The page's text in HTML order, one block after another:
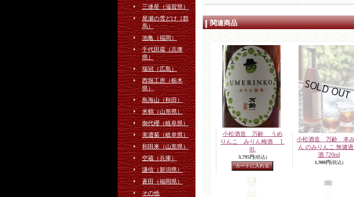
三連星（滋賀県）
尾瀬の雪どけ（群
馬）
池亀（福岡）
千代田蔵（兵庫
県）
瑞冠（広島）
西堀工房（栃木
県）
鳥海山（秋田）
米鶴（山形県）
御代櫻（岐阜県）
美濃菊（岐阜県）
和田来（山形県）
空蔵（兵庫）
謙信（新潟県）
蒼田（福岡県）
その他
関連商品
小松酒造 万齢 うめ
りんこ みりん梅酒 1.
8L
3,795円(税込)
小松酒造 万齢 本み
ん のみりんこ 無濾
酒 720ml
1,980円(税込)